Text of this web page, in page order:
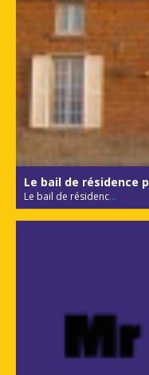
Le bail de résidence
Le bail de résidenc...